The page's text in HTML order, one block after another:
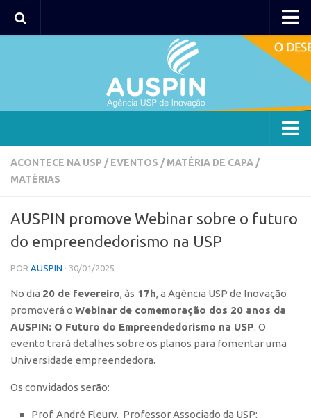
Agência
Institucional
Polo Lorena
Polo Ribeirão Preto
Polo São Carlos
Programas
Bolsa Empreendedorismo
Bolsa Startup USP
PGI-USP
ACONTECE NA USP / EVENTOS / MATÉRIA DE CAPA /
MATÉRIAS
AUSPIN promove Webinar sobre o futuro
do empreendedorismo na USP
POR AUSPIN · 30/01/2025
No dia 20 de fevereiro, às 17h, a Agência USP de Inovação
promoverá o Webinar de comemoração dos 20 anos da
AUSPIN: O Futuro do Empreendedorismo na USP. O
evento trará detalhes sobre os planos para fomentar uma
Universidade empreendedora.
Os convidados serão:
Prof. André Fleury, Professor Associado da USP;